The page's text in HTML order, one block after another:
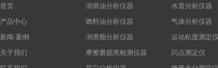
首页
产品中心
新闻·案例
关于我们
润滑油分析仪器
燃料油分析仪器
润滑脂分析仪器
摩擦磨损类检测仪器
水质分析仪器
气体分析仪器
运动粘度测定
闪点测定仪